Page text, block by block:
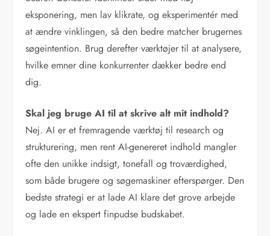
eksponering, men lav klikrate, og eksperimentér med
at ændre vinklingen, så den bedre matcher brugernes
søgeintention. Brug derefter værktøjer til at analysere,
hvilke emner dine konkurrenter dækker bedre end
dig.
Skal jeg bruge AI til at skrive alt mit indhold?
Nej. AI er et fremragende værktøj til research og
strukturering, men rent AI-genereret indhold mangler
ofte den unikke indsigt, tonefall og troværdighed,
som både brugere og søgemaskiner efterspørger. Den
bedste strategi er at lade AI klare det grove arbejde
og lade en ekspert finpudse budskabet.